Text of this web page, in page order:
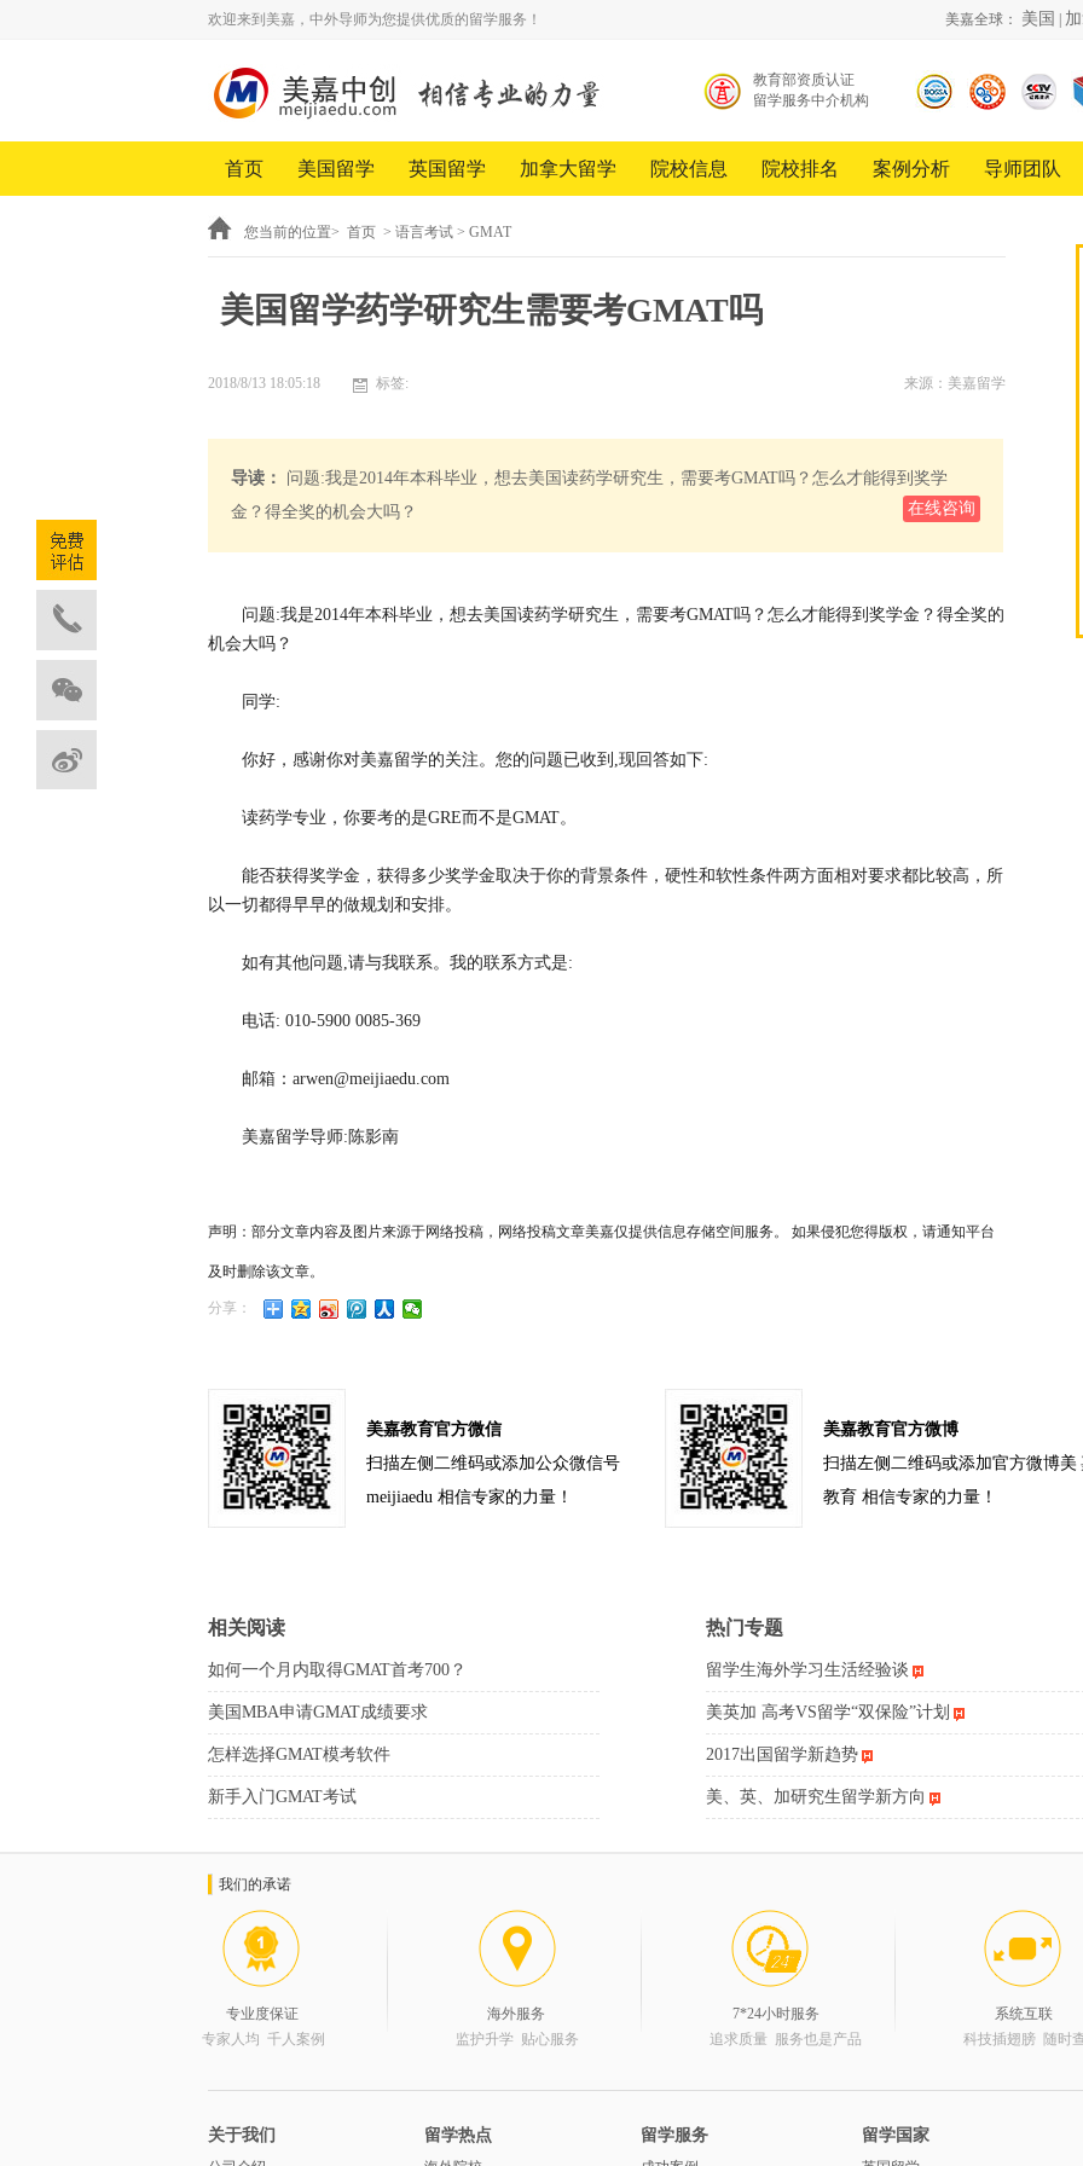
欢迎来到美嘉，中外导师为您提供优质的留学服务！ 美嘉全球： 美国
教育部资质认证
留学服务中介机构
留学
服务
行业
品牌
创新
发展
越》
栏目
合作
首页 美国留学 英国留学 加拿大留学 院校信息 院校排名 案例分析 导师团队
您当前的位置> 首页 > 语言考试 > GMAT
美国留学药学研究生需要考GMAT吗
2018/8/13 18:05:18 标签: 来源：美嘉留学
导读：
问题:我是2014年本科毕业，想去美国读药学研究生，需要考GMAT吗？怎么才能得到奖学
金？得全奖的机会大吗？
在线咨询
问题:我是2014年本科毕业，想去美国读药学研究生，需要考GMAT吗？怎么才能得到奖学金？得全奖的
机会大吗？
同学:
你好，感谢你对美嘉留学的关注。您的问题已收到,现回答如下:
读药学专业，你要考的是GRE而不是GMAT。
能否获得奖学金，获得多少奖学金取决于你的背景条件，硬性和软性条件两方面相对要求都比较高，所
以一切都得早早的做规划和安排。
如有其他问题,请与我联系。我的联系方式是:
电话: 010-5900 0085-369
邮箱：arwen@meijiaedu.com
美嘉留学导师:陈影南
声明：部分文章内容及图片来源于网络投稿，网络投稿文章美嘉仅提供信息存储空间服务。 如果侵犯您得版权，请通知平台
及时删除该文章。
分享：
美嘉教育官方微信
扫描左侧二维码或添加公众微信号
meijiaedu 相信专家的力量！
美嘉教育官方微博
扫描左侧二维码或添加官方微博美
教育 相信专家的力量！
相关阅读
如何一个月内取得GMAT首考700？
美国MBA申请GMAT成绩要求
怎样选择GMAT模考软件
新手入门GMAT考试
热门专题
留学生海外学习生活经验谈
美英加 高考VS留学“双保险”计划
2017出国留学新趋势
美、英、加研究生留学新方向
我们的承诺
专业度保证
专家人均 千人案例
海外服务
监护升学 贴心服务
7*24小时服务
追求质量 服务也是产品
系统互联
科技插翅膀 随时
关于我们 留学热点 留学服务 留学国家